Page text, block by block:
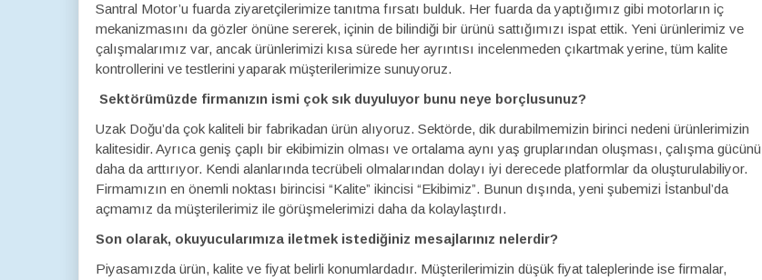
Santral Motor’u fuarda ziyaretçilerimize tanıtma fırsatı bulduk. Her fuarda da yaptığımız gibi motorların iç
mekanizmasını da gözler önüne sererek, içinin de bilindiği bir ürünü sattığımızı ispat ettik. Yeni ürünlerimiz ve
çalışmalarımız var, ancak ürünlerimizi kısa sürede her ayrıntısı incelenmeden çıkartmak yerine, tüm kalite
kontrollerini ve testlerini yaparak müşterilerimize sunuyoruz.
Sektörümüzde firmanızın ismi çok sık duyuluyor bunu neye borçlusunuz?
Uzak Doğu’da çok kaliteli bir fabrikadan ürün alıyoruz. Sektörde, dik durabilmemizin birinci nedeni ürünlerimizin
kalitesidir. Ayrıca geniş çaplı bir ekibimizin olması ve ortalama aynı yaş gruplarından oluşması, çalışma gücünü
daha da arttırıyor. Kendi alanlarında tecrübeli olmalarından dolayı iyi derecede platformlar da oluşturulabiliyor.
Firmamızın en önemli noktası birincisi “Kalite” ikincisi “Ekibimiz”. Bunun dışında, yeni şubemizi İstanbul’da
açmamız da müşterilerimiz ile görüşmelerimizi daha da kolaylaştırdı.
Son olarak, okuyucularımıza iletmek istediğiniz mesajlarınız nelerdir?
Piyasamızda ürün, kalite ve fiyat belirli konumlardadır. Müşterilerimizin düşük fiyat taleplerinde ise firmalar,